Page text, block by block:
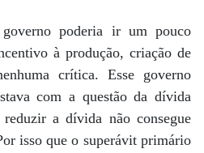
poderia ir um pouco
à produção, criação de
crítica. Esse governo
com a questão da dívida
a dívida não consegue
isso que o superávit primário